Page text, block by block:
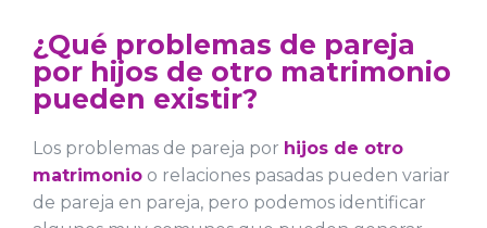
¿Qué problemas de pareja
por hijos de otro matrimonio
pueden existir?
Los problemas de pareja por hijos de otro
matrimonio o relaciones pasadas pueden variar
de pareja en pareja, pero podemos identificar